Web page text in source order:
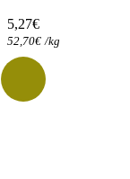
5,27€
52,70€ /kg